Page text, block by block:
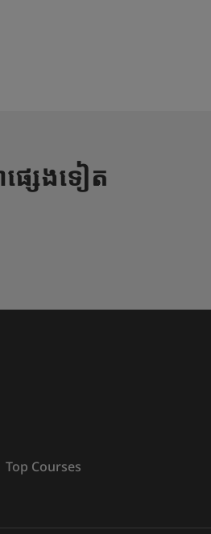
សេងទៀត
Top Courses